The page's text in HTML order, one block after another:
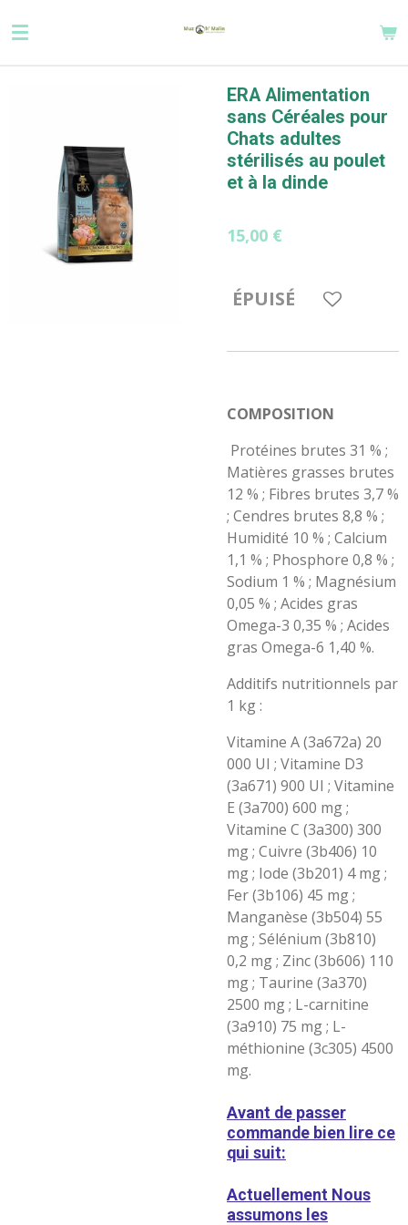
au
ERA Alimentation
sans Céréales pour
Chats adultes
stérilisés au poulet
et à la dinde
15,00 €
ÉPUISÉ
COMPOSITION
Protéines brutes 31 % ;
Matières grasses brutes
12 % ; Fibres brutes 3,7 %
; Cendres brutes 8,8 % ;
Humidité 10 % ; Calcium
1,1 % ; Phosphore 0,8 % ;
Sodium 1 % ; Magnésium
0,05 % ; Acides gras
Omega-3 0,35 % ; Acides
gras Omega-6 1,40 %.
Additifs nutritionnels par
1 kg :
Vitamine A (3a672a) 20
000 UI ; Vitamine D3
(3a671) 900 UI ; Vitamine
E (3a700) 600 mg ;
Vitamine C (3a300) 300
mg ; Cuivre (3b406) 10
mg ; Iode (3b201) 4 mg ;
Fer (3b106) 45 mg ;
Manganèse (3b504) 55
mg ; Sélénium (3b810)
0,2 mg ; Zinc (3b606) 110
mg ; Taurine (3a370)
2500 mg ; L-carnitine
(3a910) 75 mg ; L-
méthionine (3c305) 4500
mg.
Avant de passer
commande bien lire ce
qui suit:
Actuellement Nous
assumons les